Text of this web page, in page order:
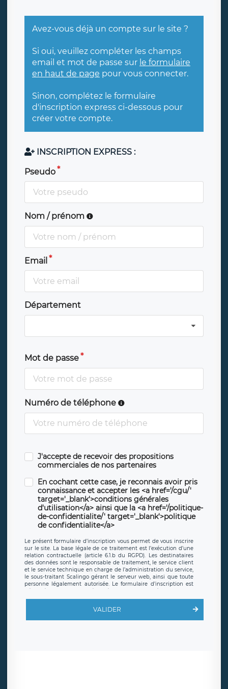
Avez-vous déjà un compte sur le site ?
Si oui, veuillez compléter les champs
email et mot de passe sur le formulaire
en haut de page pour vous connecter.
Sinon, complétez le formulaire
d'inscription express ci-dessous pour
créer votre compte.
INSCRIPTION EXPRESS :
Pseudo
Nom / prénom
Email
Département
Mot de passe
Numéro de téléphone
J'accepte de recevoir des propositions
commerciales de nos partenaires
En cochant cette case, je reconnais avoir pris
connaissance et accepter les <a href='/cgu/'
target='_blank'>conditions générales
d'utilisation</a> ainsi que la <a href='/politique-
de-confidentialite/' target='_blank'>politique
de confidentialite</a>
Le présent formulaire d’inscription vous permet de vous inscrire
sur le site. La base légale de ce traitement est l’exécution d’une
relation contractuelle (article 6.1.b du RGPD). Les destinataires
des données sont le responsable de traitement, le service client
et le service technique en charge de l’administration du service,
le sous-traitant Scalingo gérant le serveur web, ainsi que toute
personne légalement autorisée. Le formulaire d’inscription est
offrant desclauses de protection conformes au RGPD. Les
en sollicite la suppression, étant entendu que vous pouvez
demander la suppression de vos données et retirer votre
VALIDER